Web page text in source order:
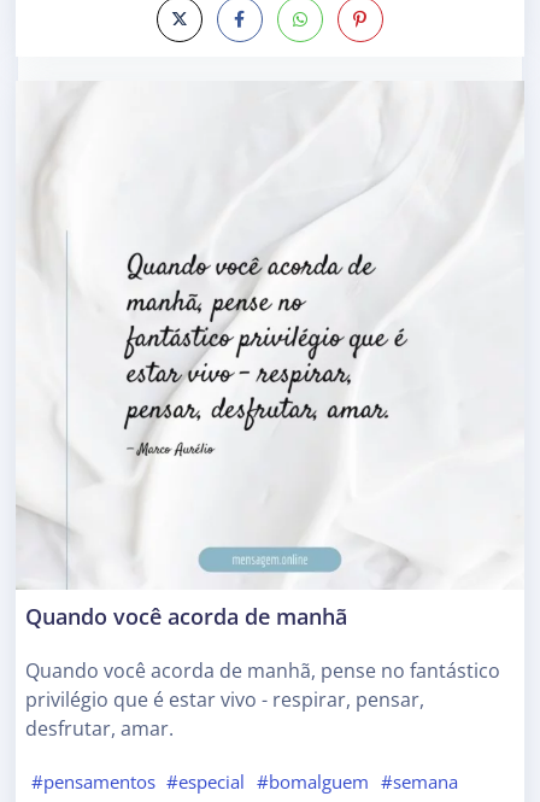
Quando você acorda de manhã
Quando você acorda de manhã, pense no fantástico
privilégio que é estar vivo - respirar, pensar,
desfrutar, amar.
#pensamentos #especial #bomalguem #semana